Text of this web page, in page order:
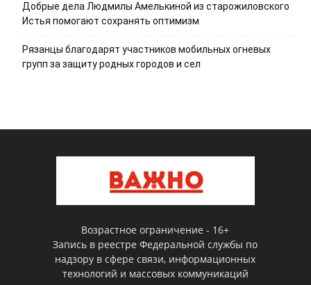
Добрые дела Людмилы Амелькиной из старожиловского
Истья помогают сохранять оптимизм
Рязанцы благодарят участников мобильных огневых
групп за защиту родных городов и сел
Возрастное ограничение - 16+
Запись в реестре Федеральной службы по
надзору в сфере связи, информационных
технологий и массовых коммуникаций